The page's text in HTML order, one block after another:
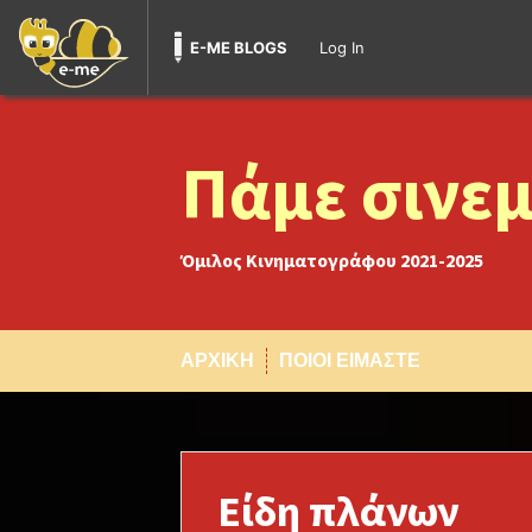
Skip
Πάμε
Όμιλος Κινηματογράφου 2021-2025
ΑΡΧΙΚΗ ΠΟΙΟΙ ΕΙΜΑΣΤΕ
Είδη πλάνων
E-ME BLOGS Log In